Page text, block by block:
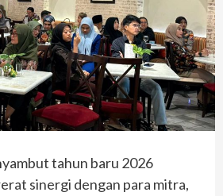
tahun baru 2026
sinergi dengan para mitra,